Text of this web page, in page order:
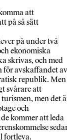
att
på så sätt
på under två
ekonomiska
skrivas, och med
för avskaffandet av
republik. Men
svårare att
men det
och
kommer att leda
fortleva.